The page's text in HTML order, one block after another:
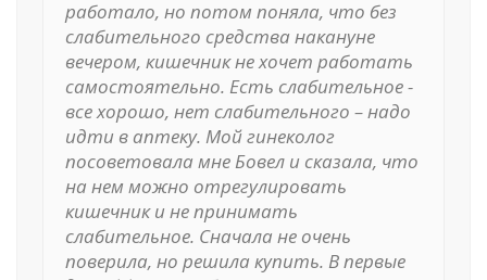
работало, но потом поняла, что без
слабительного средства накануне
вечером, кишечник не хочет работать
самостоятельно. Есть слабительное -
все хорошо, нет слабительного – надо
идти в аптеку. Мой гинеколог
посоветовала мне Бовел и сказала, что
на нем можно отрегулировать
кишечник и не принимать
слабительное. Сначала не очень
поверила, но решила купить. В первые